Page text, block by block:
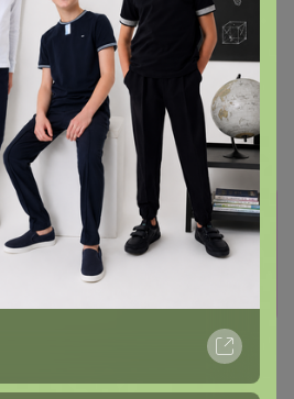
о заказах доступна
клуба